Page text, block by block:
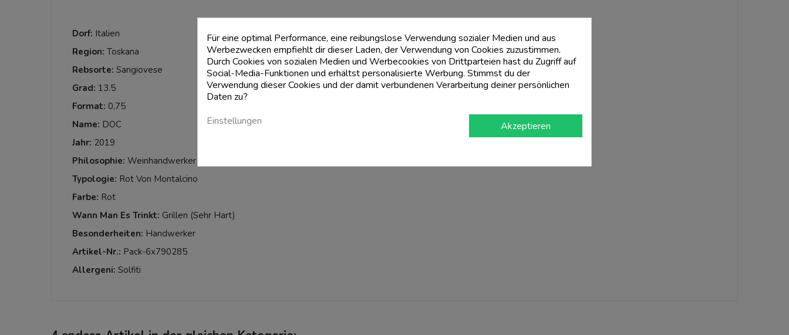
Dorf: Italien
Region: Toskana
Rebsorte: Sangiovese
Grad: 13.5
Format: 0,75
Name: DOC
Jahr: 2019
Philosophie: Weinhandwerker
Typologie: Rot Von Montalcino
Farbe: Rot
Wann Man Es Trinkt: Grillen (sehr Hart)
Besonderheiten: Handwerker
Artikel-Nr.: Pack-6x790285
Allergeni: Solfiti
Für eine optimal Performance, eine reibungslose Verwendung sozialer Medien und aus
Werbezwecken empfiehlt dir dieser Laden, der Verwendung von Cookies zuzustimmen.
Durch Cookies von sozialen Medien und Werbecookies von Drittparteien hast du Zugriff auf
Social-Media-Funktionen und erhältst personalisierte Werbung. Stimmst du der
Verwendung dieser Cookies und der damit verbundenen Verarbeitung deiner persönlichen
Daten zu?
Einstellungen
Akzeptieren